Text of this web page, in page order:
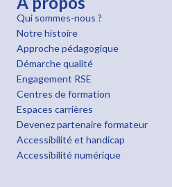
Qui sommes-nous ?
Notre histoire
Approche pédagogique
Démarche qualité
Engagement RSE
Centres de formation
Espaces carrières
Devenez partenaire formateur
Accessibilité et handicap
Accessibilité numérique